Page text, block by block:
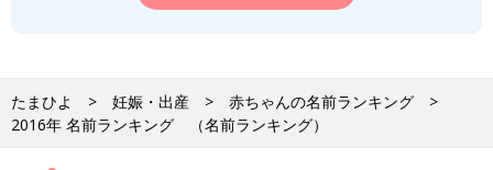
たまひよ 妊娠・出産
赤ちゃんの名前ランキング
2016年 名前ランキング （名前ランキング）